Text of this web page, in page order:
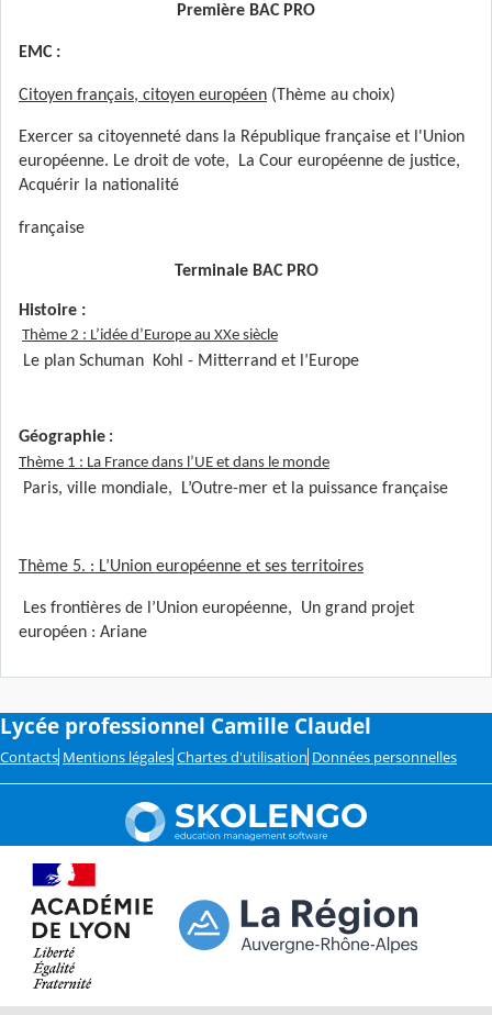
Première BAC PRO
EMC :
Citoyen français, citoyen européen (Thème au choix)
Exercer sa citoyenneté dans la République française et l'Union
européenne. Le droit de vote, La Cour européenne de justice,
Acquérir la nationalité
française
Terminale BAC PRO
Histoire :
Thème 2 : L’idée d’Europe au XXe siècle
Le plan Schuman Kohl - Mitterrand et l’Europe
Géographie :
Thème 1 : La France dans l’UE et dans le monde
Paris, ville mondiale, L’Outre-mer et la puissance française
Thème 5. : L’Union européenne et ses territoires
Les frontières de l’Union européenne, Un grand projet
européen : Ariane
Lycée professionnel Camille Claudel
Contacts Mentions légales Chartes d'utilisation Données personnelles